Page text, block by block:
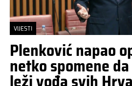
VIJESTI
Plenković napao
netko spomene